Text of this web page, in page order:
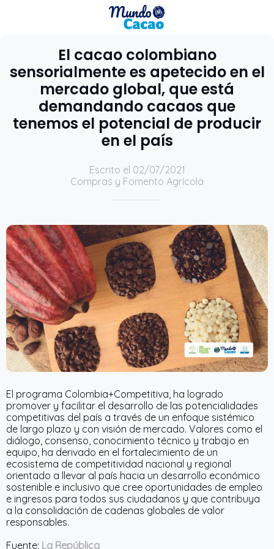
El cacao colombiano
sensorialmente es apetecido en el
mercado global, que está
demandando cacaos que
tenemos el potencial de producir
en el país
Escrito el 02/07/2021
Compras y Fomento Agrícola
El programa Colombia+Competitiva, ha logrado
promover y facilitar el desarrollo de las potencialidades
competitivas del país a través de un enfoque sistémico
de largo plazo y con visión de mercado. Valores como el
diálogo, consenso, conocimiento técnico y trabajo en
equipo, ha derivado en el fortalecimiento de un
ecosistema de competitividad nacional y regional
orientado a llevar al país hacia un desarrollo económico
sostenible e inclusivo que cree oportunidades de empleo
e ingresos para todos sus ciudadanos y que contribuya
a la consolidación de cadenas globales de valor
responsables.
Fuente: La República